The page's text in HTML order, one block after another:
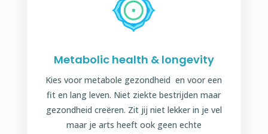
Metabolic health & longevity
Kies voor metabole gezondheid en voor een
fit en lang leven. Niet ziekte bestrijden maar
gezondheid creëren. Zit jij niet lekker in je vel
maar je arts heeft ook geen echte